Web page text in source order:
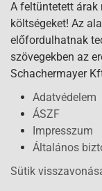
A feltüntetett árak
költségeket! Az
előfordulhatnak
szövegekben az
Schachermayer
Adatvédelem
ÁSZF
Impresszum
Általános
Sütik